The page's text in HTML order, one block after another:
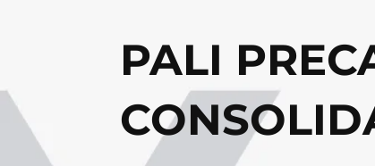
PALI